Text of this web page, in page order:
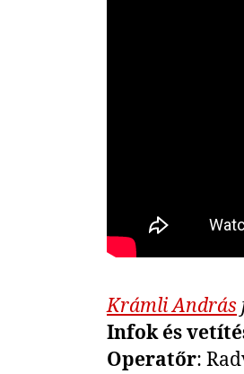
Krámli András
Infok és
Operatőr: